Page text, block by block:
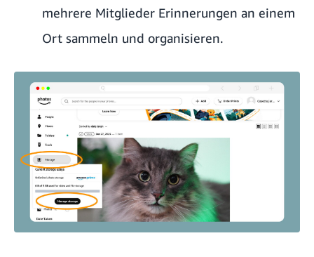
mehrere Mitglieder Erinnerungen an einem
Ort sammeln und organisieren.